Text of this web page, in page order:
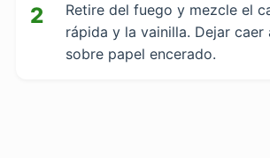
2
Retire del fuego y mezcle el
rápida y la vainilla. Dejar caer
sobre papel encerado.